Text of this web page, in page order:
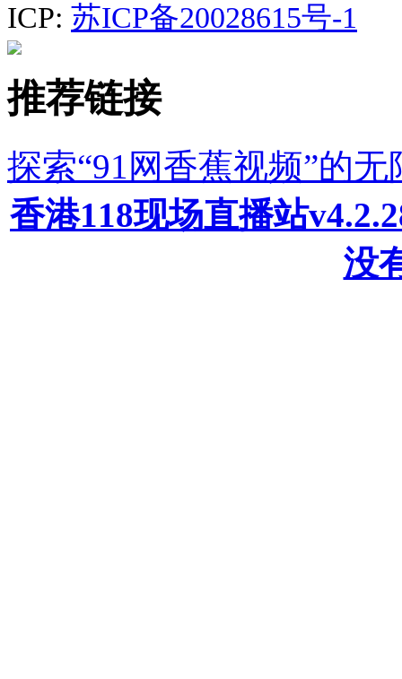
ICP: 苏ICP备20028615号-1
推荐链接
探索“91网香蕉视频”的无
香港118现场直播站
没